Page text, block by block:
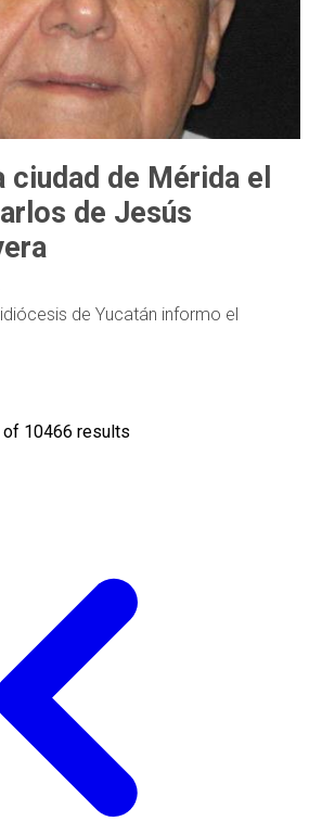
ciudad de Mérida el
de Jesús
de Yucatán informo el
of 10466 results